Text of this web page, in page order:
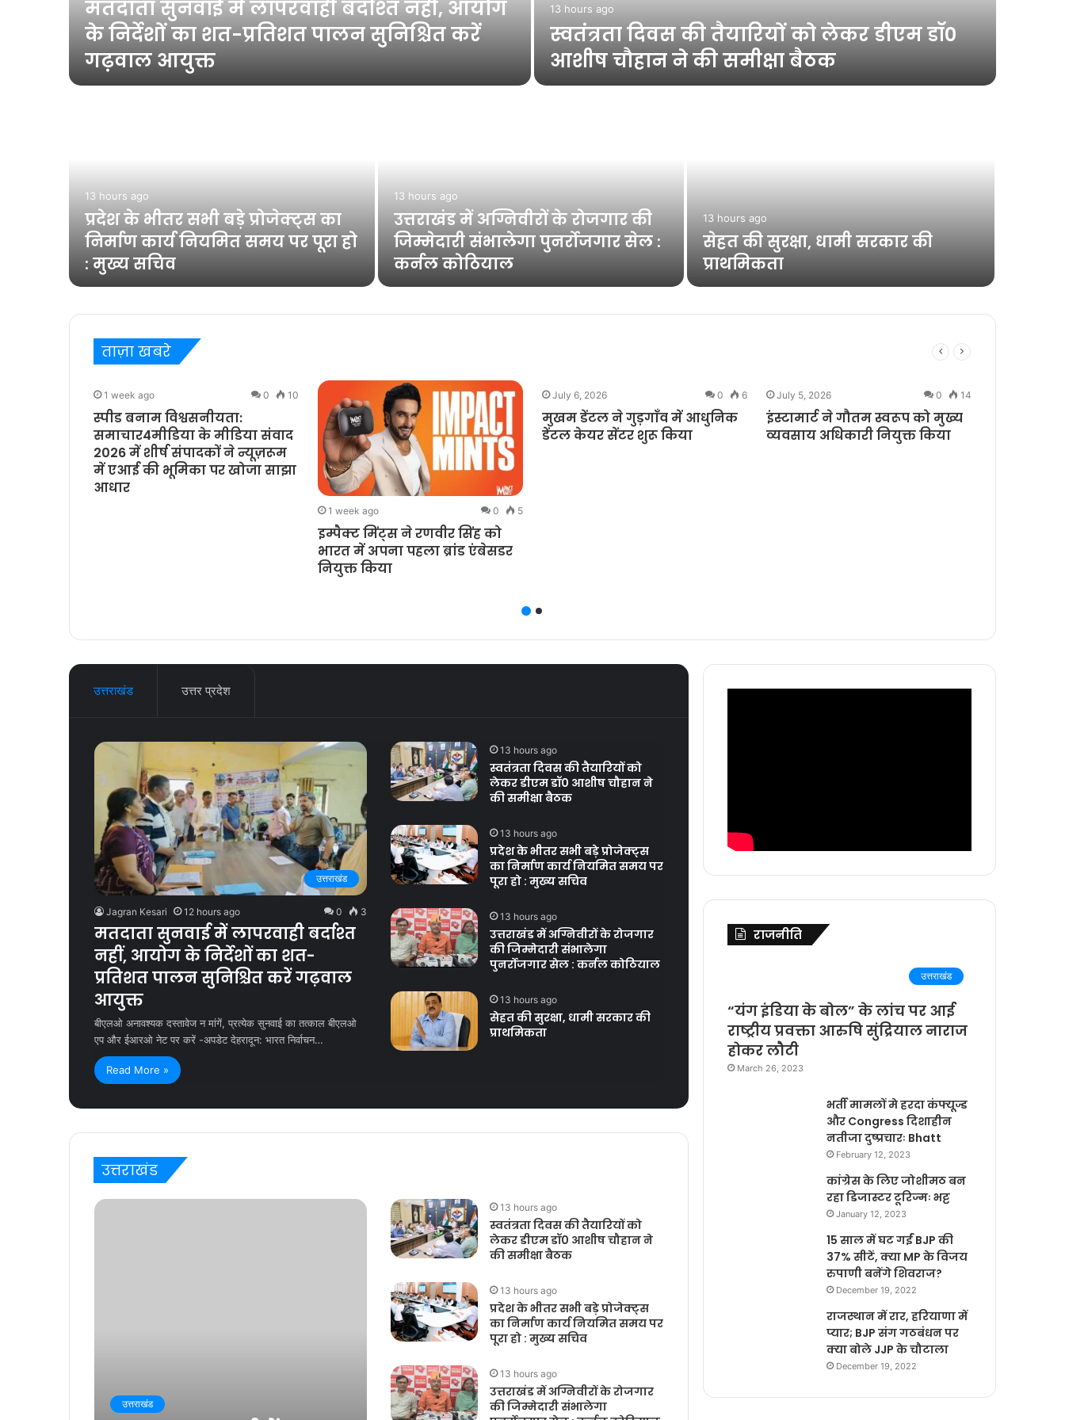
मतदाता सुनवाई में लापरवाही बर्दाश्त नहीं, आयोग
के निर्देशों का शत-प्रतिशत पालन सुनिश्चित करें
गढ़वाल आयुक्त
13 hours ago
स्वतंत्रता दिवस की तैयारियों को लेकर डीएम डॉ0
आशीष चौहान ने की समीक्षा बैठक
13 hours ago
प्रदेश के भीतर सभी बड़े प्रोजेक्ट्स का
निर्माण कार्य नियमित समय पर पूरा हो
: मुख्य सचिव
13 hours ago
उत्तराखंड में अग्निवीरों के रोजगार की
जिम्मेदारी संभालेगा पुनर्रोजगार सेल :
कर्नल कोठियाल
13 hours ago
सेहत की सुरक्षा, धामी सरकार की
प्राथमिकता
ताज़ा खबरे
1 week ago 0 10
स्पीड बनाम विश्वसनीयता:
समाचार4मीडिया के मीडिया संवाद
2026 में शीर्ष संपादकों ने न्यूज़रूम
में एआई की भूमिका पर खोजा साझा
आधार
1 week ago 0 5
इम्पैक्ट मिंट्स ने रणवीर सिंह को
भारत में अपना पहला ब्रांड एंबेसडर
नियुक्त किया
July 6, 2026 0 6
मुखम डेंटल ने गुड़गाँव में आधुनिक
डेंटल केयर सेंटर शुरू किया
July 5, 2026 0 14
इंस्टामार्ट ने गौतम स्वरूप को मुख्य
व्यवसाय अधिकारी नियुक्त किया
उत्तराखंड उत्तर प्रदेश
उत्तराखंड
Jagran Kesari 12 hours ago 0 3
मतदाता सुनवाई में लापरवाही बर्दाश्त
नहीं, आयोग के निर्देशों का शत-
प्रतिशत पालन सुनिश्चित करें गढ़वाल
आयुक्त
बीएलओ अनावश्यक दस्तावेज न मांगें, प्रत्येक सुनवाई का तत्काल बीएलओ
एप और ईआरओ नेट पर करें -अपडेट देहरादून: भारत निर्वाचन…
Read More »
13 hours ago
स्वतंत्रता दिवस की तैयारियों को
लेकर डीएम डॉ0 आशीष चौहान ने
की समीक्षा बैठक
13 hours ago
प्रदेश के भीतर सभी बड़े प्रोजेक्ट्स
का निर्माण कार्य नियमित समय पर
पूरा हो : मुख्य सचिव
13 hours ago
उत्तराखंड में अग्निवीरों के रोजगार
की जिम्मेदारी संभालेगा
पुनर्रोजगार सेल : कर्नल कोठियाल
13 hours ago
सेहत की सुरक्षा, धामी सरकार की
प्राथमिकता
उत्तराखंड
उत्तराखंड
13 hours ago
स्वतंत्रता दिवस की तैयारियों को
लेकर डीएम डॉ0 आशीष चौहान ने
की समीक्षा बैठक
13 hours ago
प्रदेश के भीतर सभी बड़े प्रोजेक्ट्स
का निर्माण कार्य नियमित समय पर
पूरा हो : मुख्य सचिव
13 hours ago
उत्तराखंड में अग्निवीरों के रोजगार
की जिम्मेदारी संभालेगा
राजनीति
उत्तराखंड
“यंग इंडिया के बोल” के लांच पर आई
राष्ट्रीय प्रवक्ता आरुषि सुंद्रियाल नाराज
होकर लौटी
March 26, 2023
भर्ती मामलों मे हरदा कंफ्यूज्ड
और Congress दिशाहीन
नतीजा दुष्प्रचारः Bhatt
February 12, 2023
कांग्रेस के लिए जोशीमठ बन
रहा डिजास्टर टूरिज्मः भट्ट
January 12, 2023
15 साल में घट गईं BJP की
37% सीटें, क्या MP के विजय
रुपाणी बनेंगे शिवराज?
December 19, 2022
राजस्थान में रार, हरियाणा में
प्यार; BJP संग गठबंधन पर
क्या बोले JJP के चौटाला
December 19, 2022